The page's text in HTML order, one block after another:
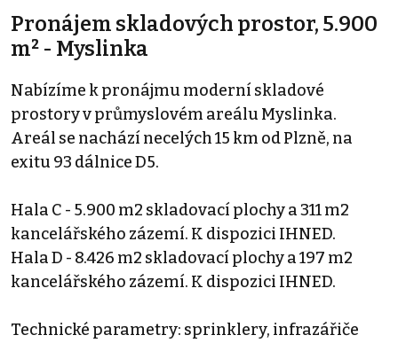
Pronájem skladových prostor, 5.900
m² - Myslinka
Nabízíme k pronájmu moderní skladové
prostory v průmyslovém areálu Myslinka.
Areál se nachází necelých 15 km od Plzně, na
exitu 93 dálnice D5.
Hala C - 5.900 m2 skladovací plochy a 311 m2
kancelářského zázemí. K dispozici IHNED.
Hala D - 8.426 m2 skladovací plochy a 197 m2
kancelářského zázemí. K dispozici IHNED.
Technické parametry: sprinklery, infrazářiče